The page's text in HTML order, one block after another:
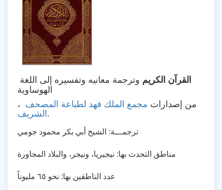
القرآن الكريم وترجمة معانيه وتفسيره إلى اللغة
الهوساوية
، من إصدارات مجمع الملك فهد لطباعة المصحف
الشريف.
ترجمـــة: الشيخ أبي بكر محمود جومي
مناطق التحدث بها: نيجيريا، ونيجر، والبلاد المجاورة
عدد الناطقين بها: نحو ٦٥ مليوناً